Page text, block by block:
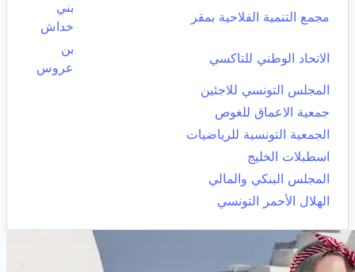
مجمع التنمية الفلاحية بمقر
بني
خداش
الاتحاد الوطني للتاكسي
بن
عروس
المجلس التونسي للاجئين
جمعية الاعماق للغوص
الجمعية التونسية للرياضيات
اسطبلات الخليج
المجلس البنكي والمالي
الهلال الأحمر التونسي